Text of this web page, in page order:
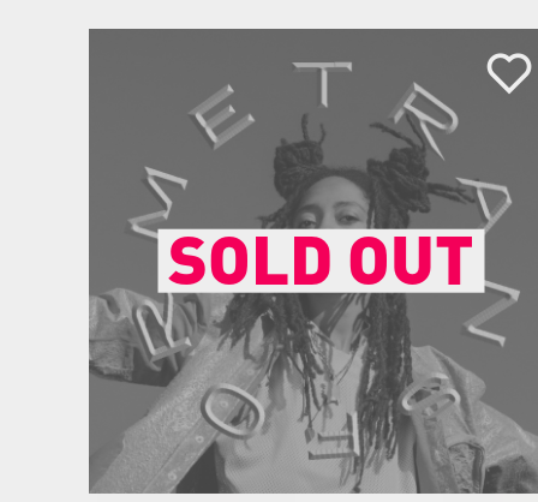
SOLD OUT